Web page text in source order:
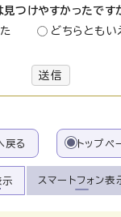
見つけやすかったです
た
どちらとも
送信
戻る トップペ
スマートフォン表